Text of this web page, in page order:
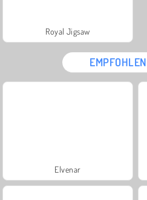
Royal Jigsaw
Elvenar